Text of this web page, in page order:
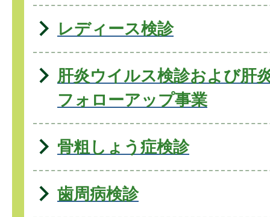
レディース検診
肝炎ウイルス検診および肝
フォローアップ事業
骨粗しょう症検診
歯周病検診